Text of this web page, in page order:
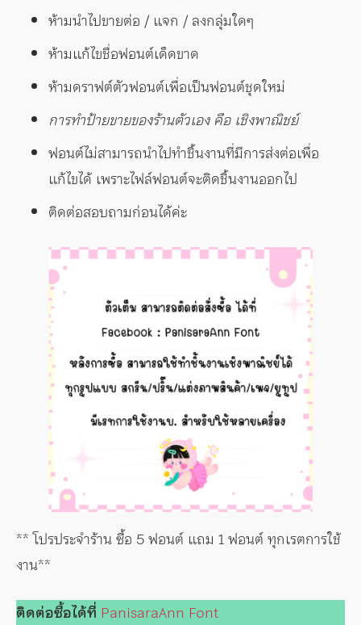
ห้ามนำไปขายต่อ / แจก / ลงกลุ่มใดๆ
ห้ามแก้ไขชื่อฟอนต์เด็ดขาด
ห้ามดราฟต์ตัวฟอนต์เพื่อเป็นฟอนต์ชุดใหม่
การทำป้ายขายของร้านตัวเอง คือ เชิงพาณิชย์
ฟอนต์ไม่สามารถนำไปทำชิ้นงานที่มีการส่งต่อเพื่อ
แก้ไขได้ เพราะไฟล์ฟอนต์จะติดชิ้นงานออกไป
ติดต่อสอบถามก่อนได้ค่ะ
** โปรประจำร้าน ซื้อ 5 ฟอนต์ แถม 1 ฟอนต์ ทุกเรตการใช้
งาน**
ติดต่อซื้อได้ที่ PanisaraAnn Font